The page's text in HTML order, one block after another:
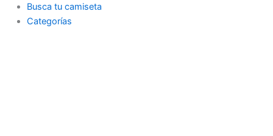
Busca tu camiseta
Categorías